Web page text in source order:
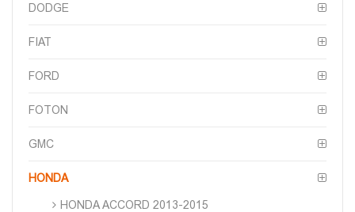
DODGE
FIAT
FORD
FOTON
GMC
HONDA
HONDA ACCORD 2013-2015